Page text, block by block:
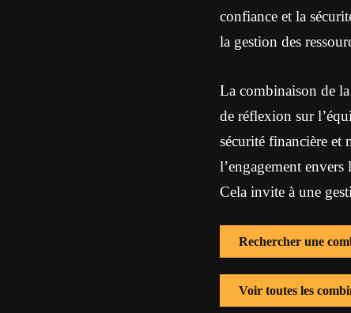
confiance et la
la gestion des
La combinaison de
de réflexion sur
sécurité financière et
l’engagement
Cela invite à une
Rechercher une
Voir toutes les